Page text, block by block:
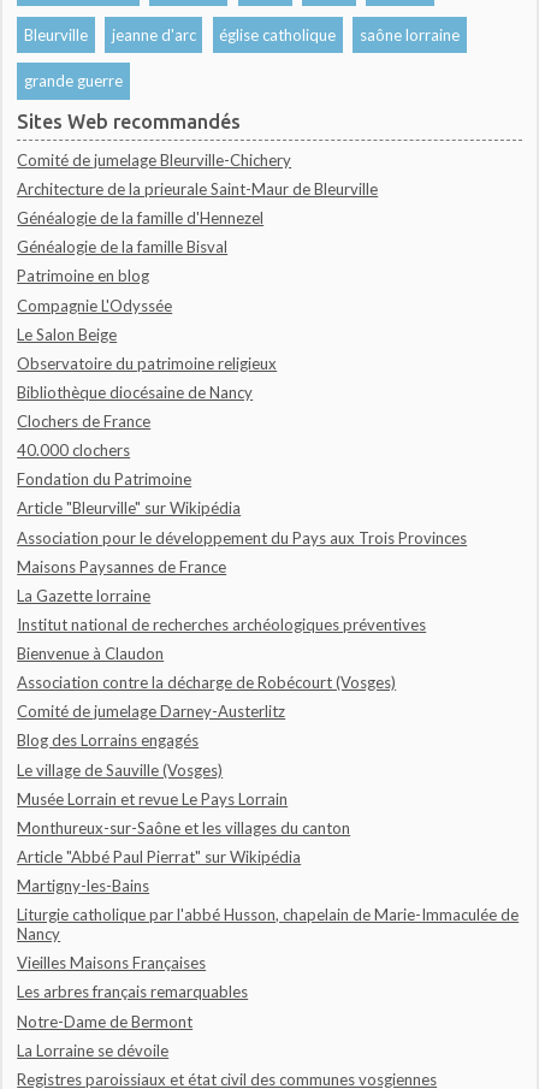
Bleurville jeanne d'arc église catholique saône lorraine
grande guerre
Sites Web recommandés
Comité de jumelage Bleurville-Chichery
Architecture de la prieurale Saint-Maur de Bleurville
Généalogie de la famille d'Hennezel
Généalogie de la famille Bisval
Patrimoine en blog
Compagnie L'Odyssée
Le Salon Beige
Observatoire du patrimoine religieux
Bibliothèque diocésaine de Nancy
Clochers de France
40.000 clochers
Fondation du Patrimoine
Article "Bleurville" sur Wikipédia
Association pour le développement du Pays aux Trois Provinces
Maisons Paysannes de France
La Gazette lorraine
Institut national de recherches archéologiques préventives
Bienvenue à Claudon
Association contre la décharge de Robécourt (Vosges)
Comité de jumelage Darney-Austerlitz
Blog des Lorrains engagés
Le village de Sauville (Vosges)
Musée Lorrain et revue Le Pays Lorrain
Monthureux-sur-Saône et les villages du canton
Article "Abbé Paul Pierrat" sur Wikipédia
Martigny-les-Bains
Liturgie catholique par l'abbé Husson, chapelain de Marie-Immaculée de
Nancy
Vieilles Maisons Françaises
Les arbres français remarquables
Notre-Dame de Bermont
La Lorraine se dévoile
Registres paroissiaux et état civil des communes vosgiennes